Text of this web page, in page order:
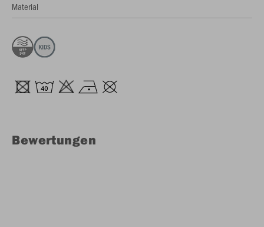
Material
Bewertungen